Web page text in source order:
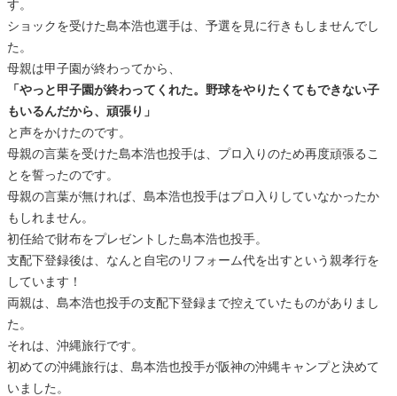
す。
ショックを受けた島本浩也選手は、予選を見に行きもしませんでし
た。
母親は甲子園が終わってから、
「やっと甲子園が終わってくれた。野球をやりたくてもできない子
もいるんだから、頑張り」
と声をかけたのです。
母親の言葉を受けた島本浩也投手は、プロ入りのため再度頑張るこ
とを誓ったのです。
母親の言葉が無ければ、島本浩也投手はプロ入りしていなかったか
もしれません。
初任給で財布をプレゼントした島本浩也投手。
支配下登録後は、なんと自宅のリフォーム代を出すという親孝行を
しています！
両親は、島本浩也投手の支配下登録まで控えていたものがありまし
た。
それは、沖縄旅行です。
初めての沖縄旅行は、島本浩也投手が阪神の沖縄キャンプと決めて
いました。